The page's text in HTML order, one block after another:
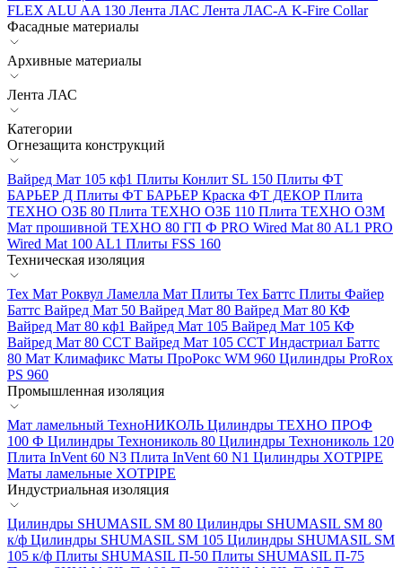
FLEX ALU AA 130 Лента ЛАС Лента ЛАС-А K-Fire Collar
Фасадные материалы
Архивные материалы
Лента ЛАС
Категории
Огнезащита конструкций
Вайред Мат 105 кф1 Плиты Конлит SL 150 Плиты ФТ
БАРЬЕР Д Плиты ФТ БАРЬЕР Краска ФТ ДЕКОР Плита
ТЕХНО ОЗБ 80 Плита ТЕХНО ОЗБ 110 Плита ТЕХНО ОЗМ
Мат прошивной ТЕХНО 80 ГП Ф PRO Wired Mat 80 AL1 PRO
Wired Mat 100 AL1 Плиты FSS 160
Техническая изоляция
Тех Мат Роквул Ламелла Мат Плиты Тех Баттс Плиты Файер
Баттс Вайред Мат 50 Вайред Мат 80 Вайред Мат 80 КФ
Вайред Мат 80 кф1 Вайред Мат 105 Вайред Мат 105 КФ
Вайред Мат 80 ССТ Вайред Мат 105 ССТ Индастриал Баттс
80 Мат Климафикс Маты ПроРокс WM 960 Цилиндры ProRox
PS 960
Промышленная изоляция
Мат ламельный ТехноНИКОЛЬ Цилиндры ТЕХНО ПРОФ
100 Ф Цилиндры Технониколь 80 Цилиндры Технониколь 120
Плита InVent 60 N3 Плита InVent 60 N1 Цилиндры XOTPIPE
Маты ламельные XOTPIPE
Индустриальная изоляция
Цилиндры SHUMASIL SM 80 Цилиндры SHUMASIL SM 80
к/ф Цилиндры SHUMASIL SM 105 Цилиндры SHUMASIL SM
105 к/ф Плиты SHUMASIL П-50 Плиты SHUMASIL П-75